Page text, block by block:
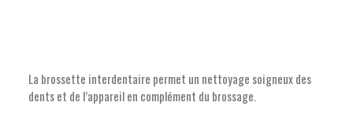
La brossette interdentaire permet un nettoyage soigneux des
dents et de l’appareil en complément du brossage.